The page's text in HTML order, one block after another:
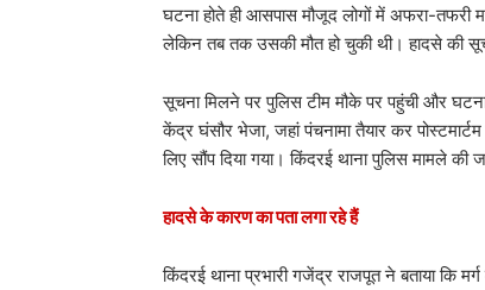
घटना होते ही आसपास मौजूद लोगों में अफरा-तफरी
लेकिन तब तक उसकी मौत हो चुकी थी। हादसे की
सूचना मिलने पर पुलिस टीम मौके पर पहुंची और
केंद्र घंसौर भेजा, जहां पंचनामा तैयार कर
लिए सौंप दिया गया। किंदरई थाना पुलिस मामले की
हादसे के कारण का पता लगा रहे हैं
किंदरई थाना प्रभारी गजेंद्र राजपूत ने बताया कि